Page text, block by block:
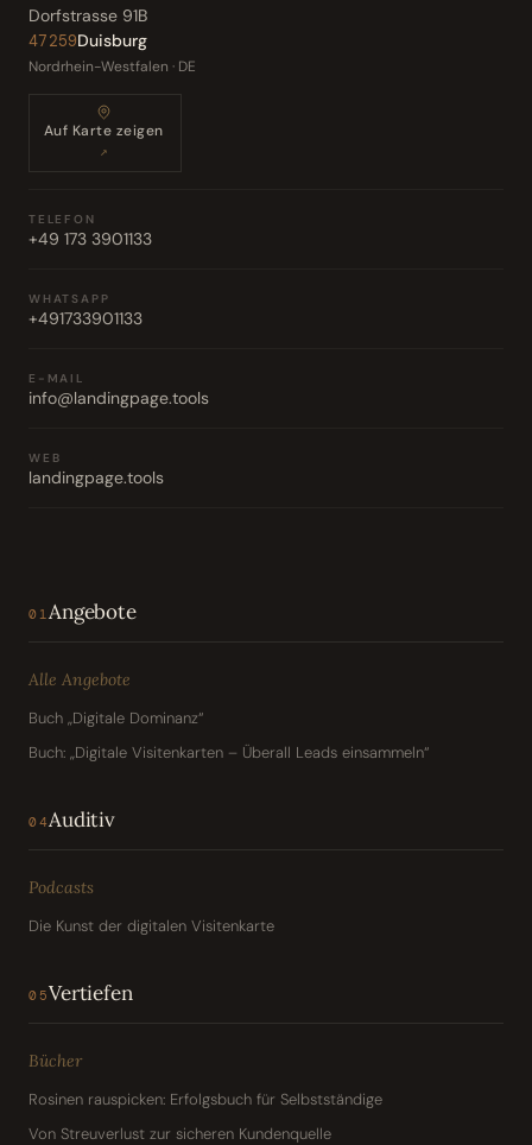
Dorfstrasse 91B
47259Duisburg
Nordrhein-Westfalen · DE
Auf Karte zeigen
↗
TELEFON
+49 173 3901133
WHATSAPP
+491733901133
E-MAIL
info@landingpage.tools
WEB
landingpage.tools
01 Angebote
Alle Angebote
Buch „Digitale Dominanz“
Buch: „Digitale Visitenkarten – Überall Leads einsammeln“
04Auditiv
Podcasts
Die Kunst der digitalen Visitenkarte
05Vertiefen
Bücher
Rosinen rauspicken: Erfolgsbuch für Selbstständige
Von Streuverlust zur sicheren Kundenquelle